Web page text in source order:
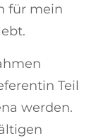
für mein
Teil
werden.